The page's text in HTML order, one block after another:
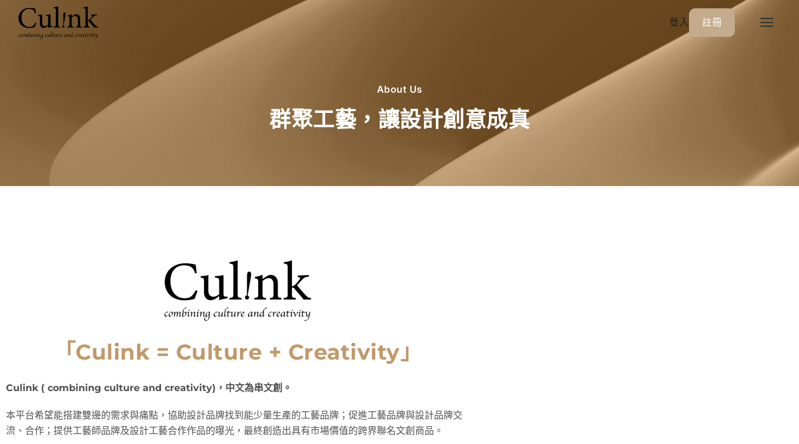
登入 註冊
About Us
群聚工藝，讓設計創意成真
「Culink = Culture + Creativity」
Culink ( combining culture and creativity)，中文為串文創。
本平台希望能搭建雙邊的需求與痛點，協助設計品牌找到能少量生產的工藝品牌；促進工藝品牌與設計品牌交
流、合作；提供工藝師品牌及設計工藝合作作品的曝光，最終創造出具有市場價值的跨界聯名文創商品。